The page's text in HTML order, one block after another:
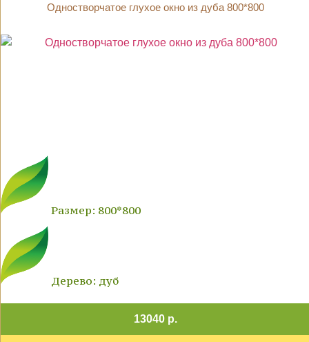
Одностворчатое глухое окно из дуба 800*800
Размер: 800*800
Дерево: дуб
13040 р.